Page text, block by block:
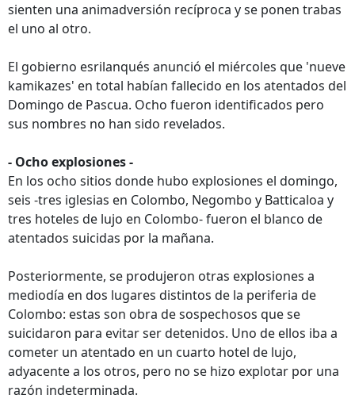
sienten una animadversión recíproca y se ponen trabas
el uno al otro.
El gobierno esrilanqués anunció el miércoles que 'nueve
kamikazes' en total habían fallecido en los atentados del
Domingo de Pascua. Ocho fueron identificados pero
sus nombres no han sido revelados.
- Ocho explosiones -
En los ocho sitios donde hubo explosiones el domingo,
seis -tres iglesias en Colombo, Negombo y Batticaloa y
tres hoteles de lujo en Colombo- fueron el blanco de
atentados suicidas por la mañana.
Posteriormente, se produjeron otras explosiones a
mediodía en dos lugares distintos de la periferia de
Colombo: estas son obra de sospechosos que se
suicidaron para evitar ser detenidos. Uno de ellos iba a
cometer un atentado en un cuarto hotel de lujo,
adyacente a los otros, pero no se hizo explotar por una
razón indeterminada.